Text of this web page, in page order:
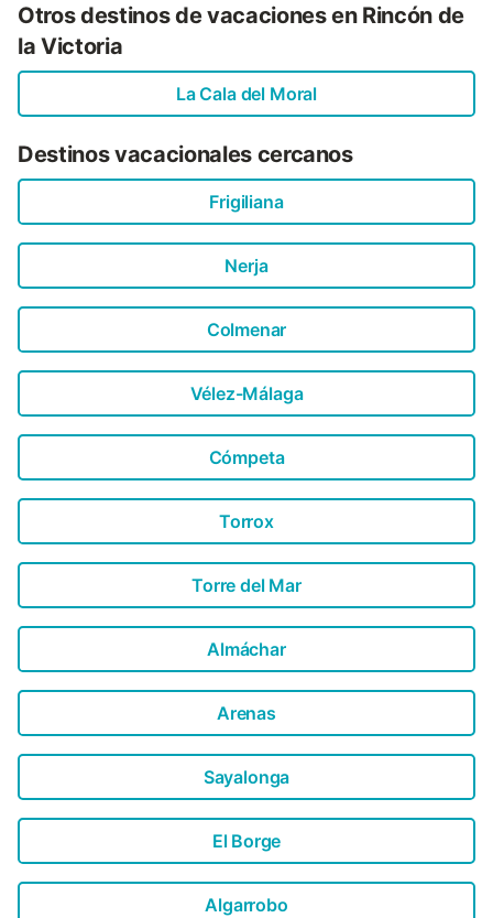
Otros destinos de vacaciones en Rincón de
la Victoria
La Cala del Moral
Destinos vacacionales cercanos
Frigiliana
Nerja
Colmenar
Vélez-Málaga
Cómpeta
Torrox
Torre del Mar
Almáchar
Arenas
Sayalonga
El Borge
Algarrobo